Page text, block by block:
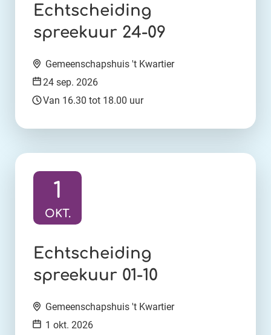
Ga naar activiteit:
Echtscheiding
spreekuur 24-09
Locatie:
Gemeenschapshuis 't Kwartier
Datum:
24 sep. 2026
Tijd:
Van 16.30 tot 18.00 uur
Ga naar activiteit:
Echtscheiding
spreekuur 01-10
1
OKT.
Locatie:
Gemeenschapshuis 't Kwartier
Datum:
1 okt. 2026